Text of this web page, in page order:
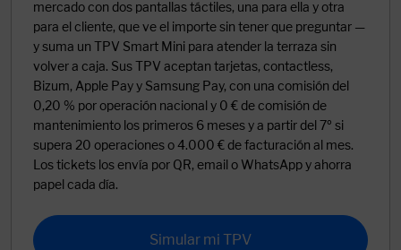
mercado con dos pantallas táctiles, una para ella y otra
para el cliente, que ve el importe sin tener que preguntar —
y suma un TPV Smart Mini para atender la terraza sin
volver a caja. Sus TPV aceptan tarjetas, contactless,
Bizum, Apple Pay y Samsung Pay, con una comisión del
0,20 % por operación nacional y 0 € de comisión de
mantenimiento los primeros 6 meses y a partir del 7º si
supera 20 operaciones o 4.000 € de facturación al mes.
Los tickets los envía por QR, email o WhatsApp y ahorra
papel cada día.
Simular mi TPV